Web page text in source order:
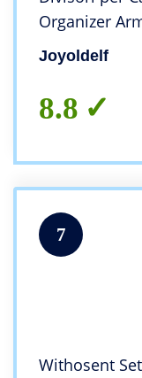
Organizer
Calze,
Joyoldelf
8.8
7
Withosent